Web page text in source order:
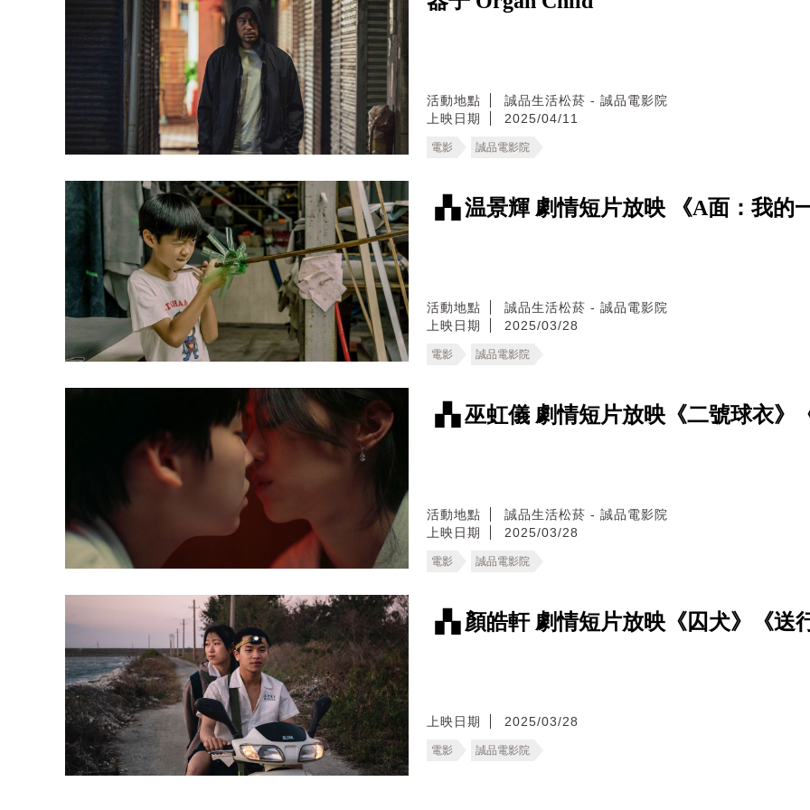
活動地點
誠品生活松菸 - 誠品電影院
上映日期
2025/04/11
電影 誠品電影院
▗▚ 温景輝 劇情短片放映 《A面：我的
活動地點
誠品生活松菸 - 誠品電影院
上映日期
2025/03/28
電影 誠品電影院
▗▚ 巫虹儀 劇情短片放映《二號球衣》
活動地點
誠品生活松菸 - 誠品電影院
上映日期
2025/03/28
電影 誠品電影院
▗▚ 顏皓軒 劇情短片放映《囚犬》《送
上映日期 2025/03/28
電影 誠品電影院